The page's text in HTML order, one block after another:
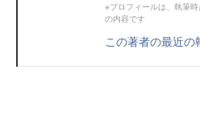
※プロフィールは、執筆
の内容です
この著者の最近の